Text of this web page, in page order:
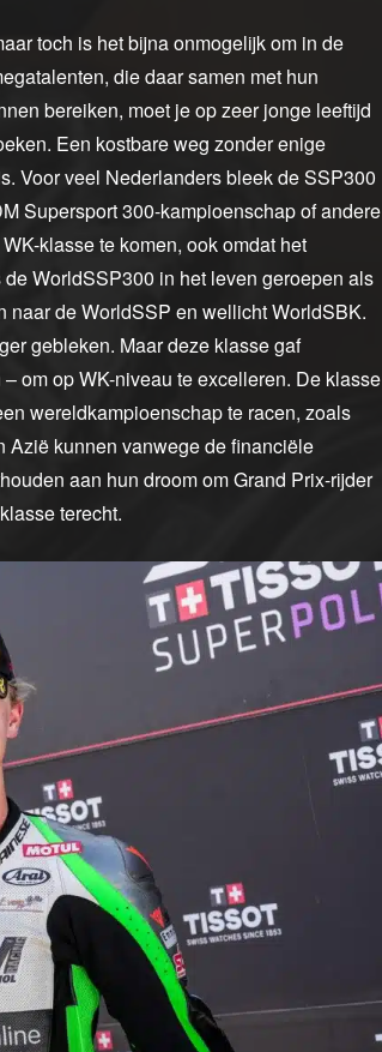
toch is het bijna onmogelijk om in de
die daar samen met hun
bereiken, moet je op zeer jonge leeftijd
Een kostbare weg zonder enige
Voor veel Nederlanders bleek de SSP300
Supersport 300-kampioenschap of andere
klasse te komen, ook omdat het
WorldSSP300 in het leven geroepen als
naar de WorldSSP en wellicht WorldSBK.
gebleken. Maar deze klasse gaf
om op WK-niveau te excelleren. De klasse
wereldkampioenschap te racen, zoals
Azië kunnen vanwege de financiële
aan hun droom om Grand Prix-rijder
terecht.